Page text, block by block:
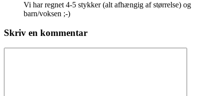
Vi har regnet 4-5 stykker (alt afhængig af størrelse) og
barn/voksen ;-)
Skriv en kommentar